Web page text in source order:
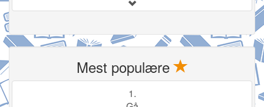
Mest populære
1.